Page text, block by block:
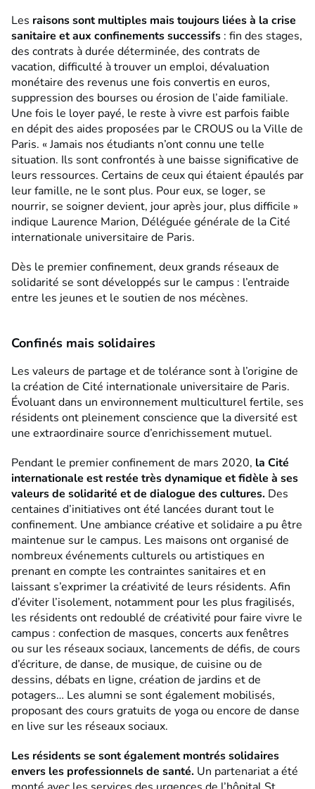
Les raisons sont multiples mais toujours liées à la crise
sanitaire et aux confinements successifs : fin des stages,
des contrats à durée déterminée, des contrats de
vacation, difficulté à trouver un emploi, dévaluation
monétaire des revenus une fois convertis en euros,
suppression des bourses ou érosion de l’aide familiale.
Une fois le loyer payé, le reste à vivre est parfois faible
en dépit des aides proposées par le CROUS ou la Ville de
Paris. « Jamais nos étudiants n’ont connu une telle
situation. Ils sont confrontés à une baisse significative de
leurs ressources. Certains de ceux qui étaient épaulés par
leur famille, ne le sont plus. Pour eux, se loger, se
nourrir, se soigner devient, jour après jour, plus difficile »
indique Laurence Marion, Déléguée générale de la Cité
internationale universitaire de Paris.
Dès le premier confinement, deux grands réseaux de
solidarité se sont développés sur le campus : l’entraide
entre les jeunes et le soutien de nos mécènes.
Confinés mais solidaires
Les valeurs de partage et de tolérance sont à l’origine de
la création de Cité internationale universitaire de Paris.
Évoluant dans un environnement multiculturel fertile, ses
résidents ont pleinement conscience que la diversité est
une extraordinaire source d’enrichissement mutuel.
Pendant le premier confinement de mars 2020, la Cité
internationale est restée très dynamique et fidèle à ses
valeurs de solidarité et de dialogue des cultures. Des
centaines d’initiatives ont été lancées durant tout le
confinement. Une ambiance créative et solidaire a pu être
maintenue sur le campus. Les maisons ont organisé de
nombreux événements culturels ou artistiques en
prenant en compte les contraintes sanitaires et en
laissant s’exprimer la créativité de leurs résidents. Afin
d’éviter l’isolement, notamment pour les plus fragilisés,
les résidents ont redoublé de créativité pour faire vivre le
campus : confection de masques, concerts aux fenêtres
ou sur les réseaux sociaux, lancements de défis, de cours
d’écriture, de danse, de musique, de cuisine ou de
dessins, débats en ligne, création de jardins et de
potagers… Les alumni se sont également mobilisés,
proposant des cours gratuits de yoga ou encore de danse
en live sur les réseaux sociaux.
Les résidents se sont également montrés solidaires
envers les professionnels de santé. Un partenariat a été